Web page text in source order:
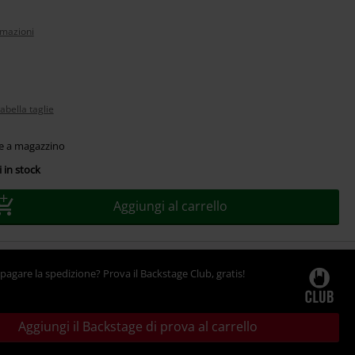
taglie
a magazzino
in stock
Aggiungi al carrello
la spedizione? Prova il Backstage Club, gratis!
Aggiungi il Backstage di prova al carrello